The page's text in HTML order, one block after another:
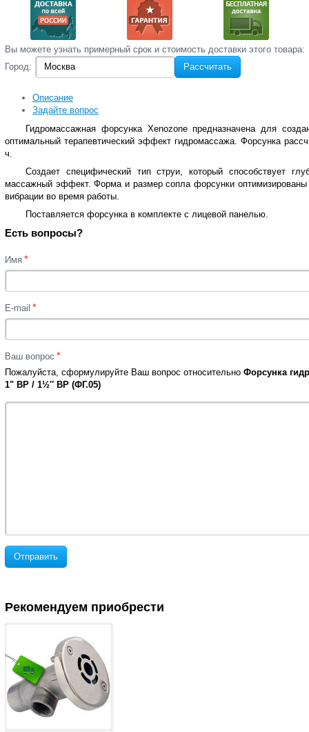
Вы‌ можете‌ узнать‌ примерный срок и стоимость‌ доставки этого товара:
Город:
Рассчитать
Описание
Задайте вопрос
Гидромассажная форсунка Xenozone предназначена для
оптимальный терапевтический эффект гидромассажа. Форсунка
ч.
Создает специфический тип струи, который способствует
массажный эффект. Форма и размер сопла форсунки
вибрации во время работы.
Поставляется форсунка в комплекте с лицевой панелью.
Есть вопросы?
Имя *
E-mail *
Ваш вопрос *
Пожалуйста, сформулируйте Ваш вопрос относительно Форсунка
1" ВР / 1½″ ВР (ФГ.05)
Отправить
Рекомендуем приобрести